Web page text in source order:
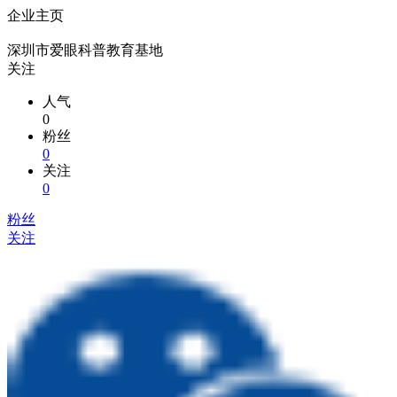
企业主页
深圳市爱眼科普教育基地
关注
人气
0
粉丝
0
关注
0
粉丝
关注